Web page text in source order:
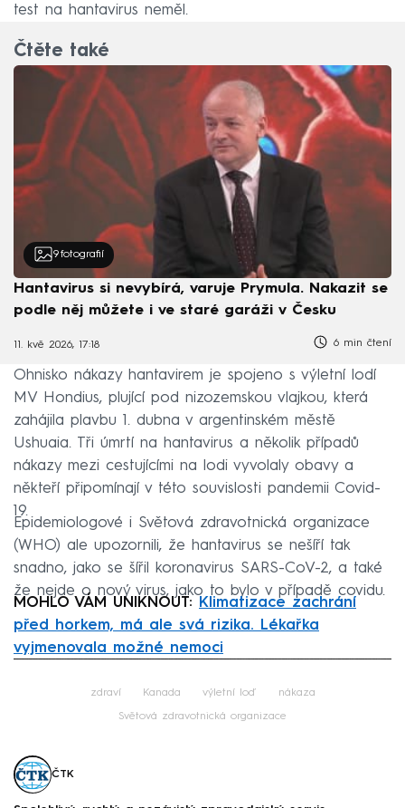
test na hantavirus neměl.
Čtěte také
9 fotografií
Hantavirus si nevybírá, varuje Prymula. Nakazit se
podle něj můžete i ve staré garáži v Česku
11. kvě 2026, 17:18 6 min čtení
Ohnisko nákazy hantavirem je spojeno s výletní lodí
MV Hondius, plující pod nizozemskou vlajkou, která
zahájila plavbu 1. dubna v argentinském městě
Ushuaia. Tři úmrtí na hantavirus a několik případů
nákazy mezi cestujícími na lodi vyvolaly obavy a
někteří připomínají v této souvislosti pandemii Covid-
19.
Epidemiologové i Světová zdravotnická organizace
(WHO) ale upozornili, že hantavirus se nešíří tak
snadno, jako se šířil koronavirus SARS-CoV-2, a také
že nejde o nový virus, jako to bylo v případě covidu.
MOHLO VÁM UNIKNOUT: Klimatizace zachrání
před horkem, má ale svá rizika. Lékařka
vyjmenovala možné nemoci
zdraví Kanada výletní loď nákaza
Světová zdravotnická organizace
ČTK